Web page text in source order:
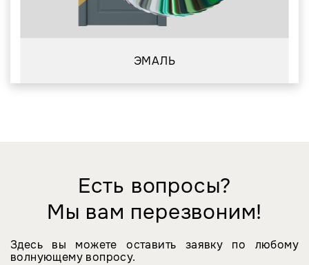
ЭМАЛЬ
Есть вопросы?
Мы вам перезвоним!
Здесь вы можете оставить заявку по любому
волнующему вопросу.